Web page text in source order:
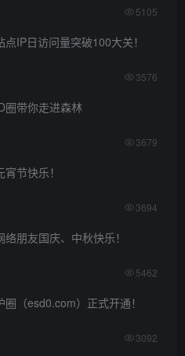
5105
点IP日访问量突破100大关！
3576
圈带你走进森林
3679
节快乐！
3694
朋友国庆、中秋快乐！
5462
（esd0.com）正式开通！
3092